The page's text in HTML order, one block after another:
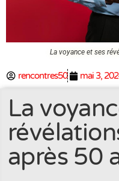
La voyance et ses
rencontres50 mai 3,
La
après 50